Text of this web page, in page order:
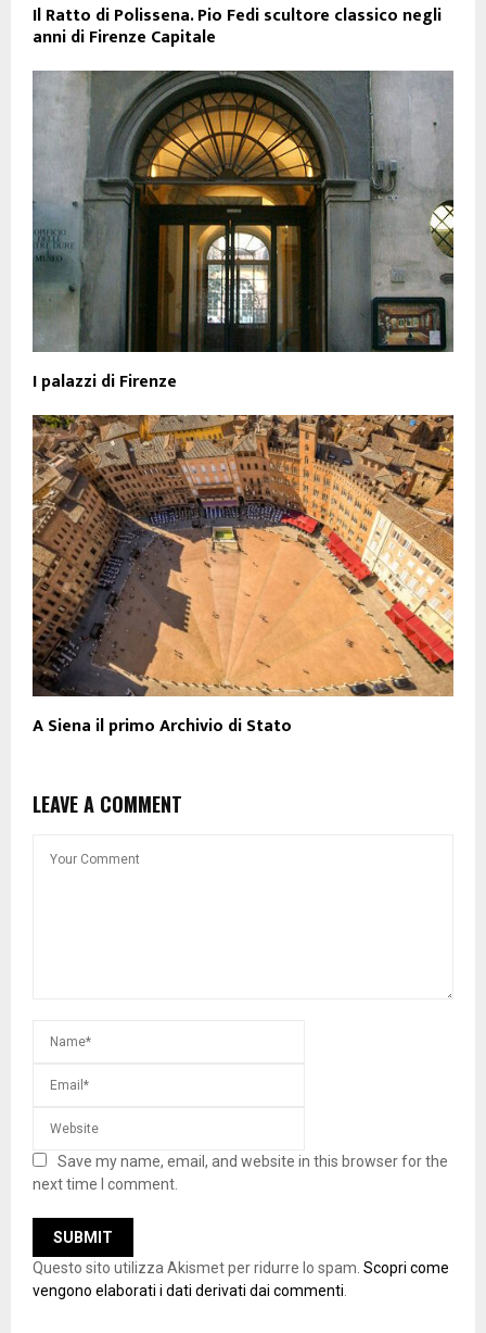
Il Ratto di Polissena. Pio Fedi scultore classico negli
anni di Firenze Capitale
I palazzi di Firenze
A Siena il primo Archivio di Stato
LEAVE A COMMENT
Save my name, email, and website in this browser for the
next time I comment.
Questo sito utilizza Akismet per ridurre lo spam. Scopri come
vengono elaborati i dati derivati dai commenti